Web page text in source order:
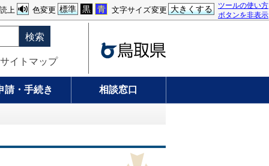
ツールの使い方
ボタンを非表示
文字サイズ変更 大きくする
色変更 標準 黒 青
上
検索
サイトマップ
請・手続き 相談窓口